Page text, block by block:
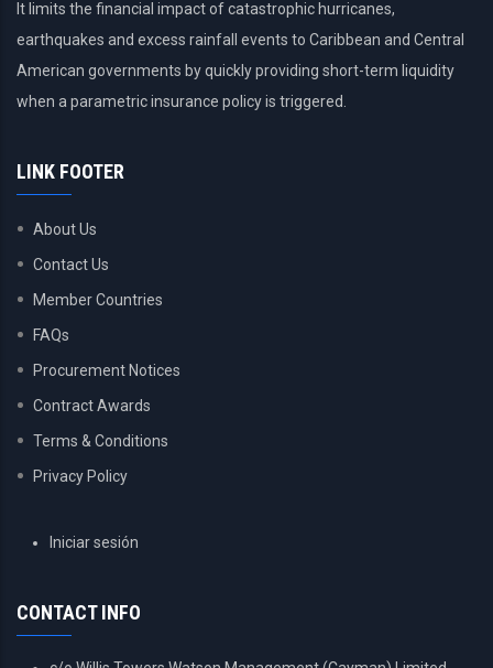
It limits the financial impact of catastrophic hurricanes,
earthquakes and excess rainfall events to Caribbean and Central
American governments by quickly providing short-term liquidity
when a parametric insurance policy is triggered.
LINK FOOTER
About Us
Contact Us
Member Countries
FAQs
Procurement Notices
Contract Awards
Terms & Conditions
Privacy Policy
USERIniciar sesión
CONTACT INFO